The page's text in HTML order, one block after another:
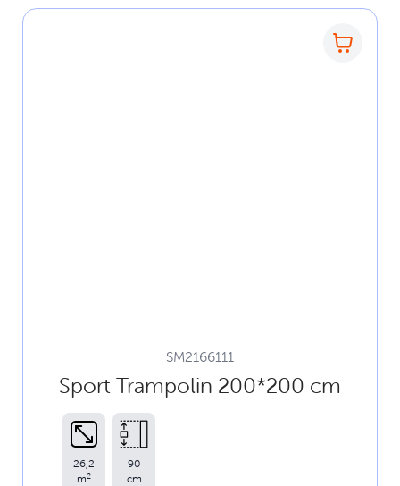
SM2166111
Sport Trampolin 200*200 cm
26,2
m2
90
cm